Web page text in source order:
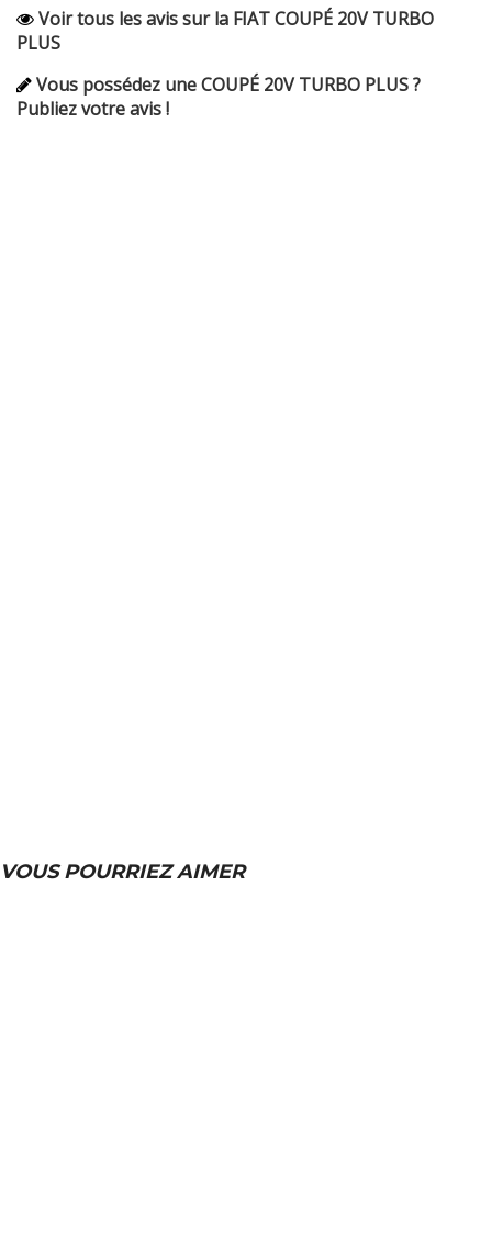
Voir tous les avis sur la FIAT COUPÉ 20V TURBO
PLUS
Vous possédez une COUPÉ 20V TURBO PLUS ?
Publiez votre avis !
VOUS POURRIEZ AIMER